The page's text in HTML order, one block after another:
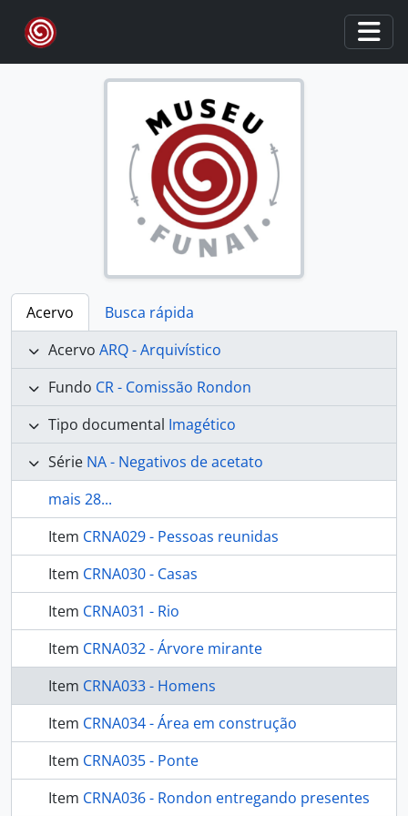
Skip to main content
Acervo
Busca rápida
Acervo ARQ - Arquivístico
Fundo CR - Comissão Rondon
Tipo documental Imagético
Série NA - Negativos de acetato
mais 28...
Item CRNA029 - Pessoas reunidas
Item CRNA030 - Casas
Item CRNA031 - Rio
Item CRNA032 - Árvore mirante
Item CRNA033 - Homens
Item CRNA034 - Área em construção
Item CRNA035 - Ponte
Item CRNA036 - Rondon entregando presentes